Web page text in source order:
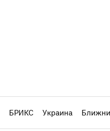
БРИКС Украина